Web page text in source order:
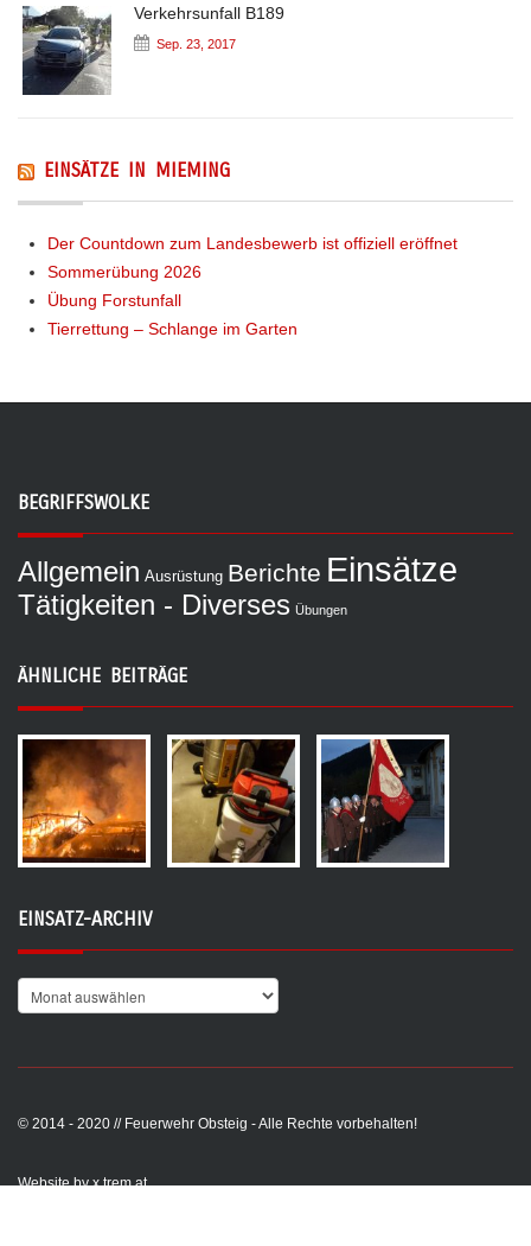
Verkehrsunfall B189
Sep. 23, 2017
EINSÄTZE IN MIEMING
Der Countdown zum Landesbewerb ist offiziell eröffnet
Sommerübung 2026
Übung Forstunfall
Tierrettung – Schlange im Garten
BEGRIFFSWOLKE
Allgemein Ausrüstung Berichte Einsätze
Tätigkeiten - Diverses Übungen
ÄHNLICHE BEITRÄGE
EINSATZ-ARCHIV
© 2014 - 2020 // Feuerwehr Obsteig - Alle Rechte vorbehalten!
Website by x.trem.at